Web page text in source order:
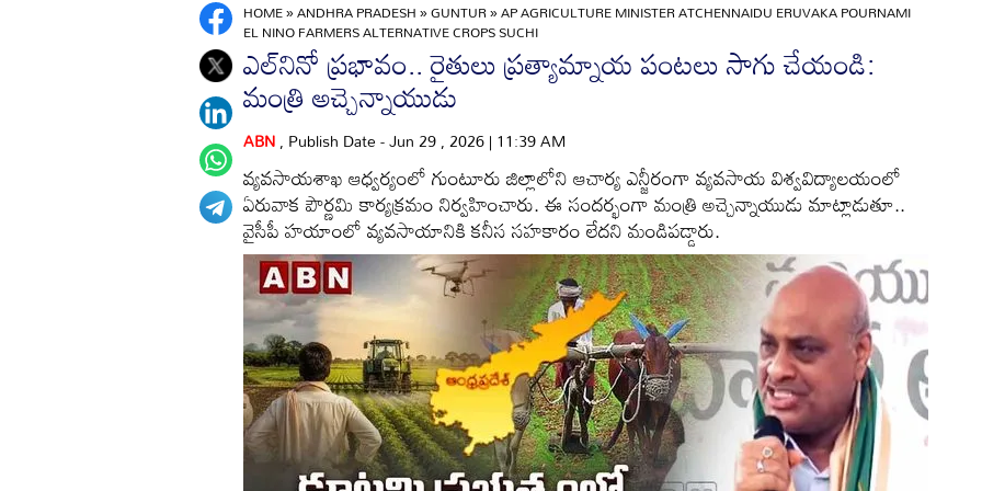
HOME»ANDHRA PRADESH»GUNTUR»AP AGRICULTURE MINISTER ATCHENNAIDU ERUVAKA POURNAMI
EL NINO FARMERS ALTERNATIVE CROPS SUCHI
ఎల్‌నినో ప్రభావం.. రైతులు ప్రత్యామ్నాయ పంటలు సాగు చేయండి:
మంత్రి అచ్చెన్నాయుడు
ABN, Publish Date - Jun 29 , 2026 | 11:39 AM
వ్యవసాయశాఖ ఆధ్వర్యంలో గుంటూరు జిల్లాలోని ఆచార్య ఎన్జీరంగా వ్యవసాయ విశ్వవిద్యాలయంలో
ఏరువాక పౌర్ణమి కార్యక్రమం నిర్వహించారు. ఈ సందర్భంగా మంత్రి అచ్చెన్నాయుడు మాట్లాడుతూ..
వైసీపీ హయాంలో వ్యవసాయానికి కనీస సహకారం లేదని మండిపడ్డారు.